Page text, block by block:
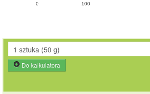
0 100
Do kalkulatora